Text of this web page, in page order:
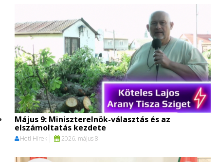
Május 9: Miniszterelnök-választás és az
elszámoltatás kezdete
Heti Hírek 2026. május 8.